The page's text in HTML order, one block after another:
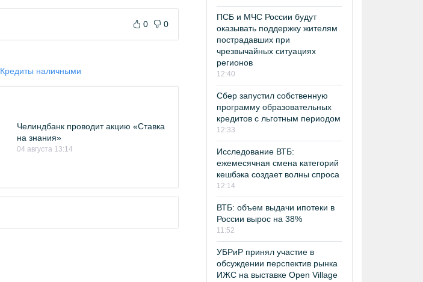
0 0
Кредиты наличными
Челиндбанк проводит акцию «Ставка
на знания»
04 августа 13:14
ПСБ и МЧС России будут
оказывать поддержку жителям
пострадавших при
чрезвычайных ситуациях
регионов
12:40
Сбер запустил собственную
программу образовательных
кредитов с льготным периодом
12:33
Исследование ВТБ:
ежемесячная смена категорий
кешбэка создает волны спроса
12:14
ВТБ: объем выдачи ипотеки в
России вырос на 38%
11:52
УБРиР принял участие в
обсуждении перспектив рынка
ИЖС на выставке Open Village